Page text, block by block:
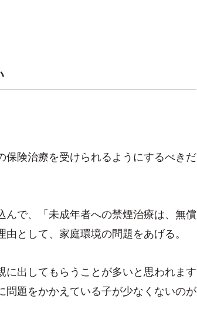
保険治療を受けられるようにするべきだ
で、「未成年者への禁煙治療は、無償
として、家庭環境の問題をあげる。
に出してもらうことが多いと思われます
題をかかえている子が少なくないのが